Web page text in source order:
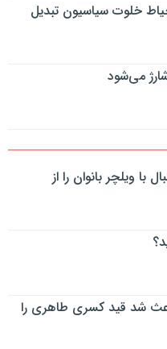
خلوت سیاسیون تبدیل
می‌شود
با ویلچر بانوان را از
باعث شد قید کسری طاهری را